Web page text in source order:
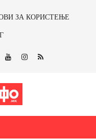
ЗА КОРИСТЕЊЕ